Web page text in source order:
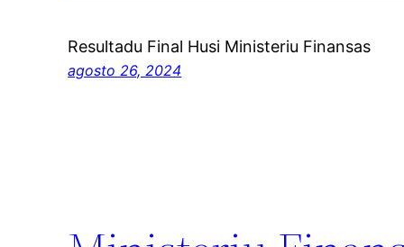
Resultadu Final Husi Ministeriu Finansas
agosto 26, 2024